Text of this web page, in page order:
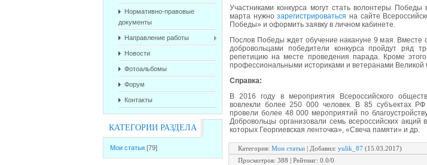
Нормативно-правовые
документы
Направление работы
Новости
Фотоальбомы
Форум
Контакты
КАТЕГОРИИ РАЗДЕЛА
Мои статьи [79]
Участниками конкурса могут стать волонтеры
марта нужнозарегистрироваться на сайте
Победы» и оформить заявку в личном кабинете.
Послов Победы ждет обучение накануне 9 мая. Вместе
добровольцами победители конкурса пройдут ряд
репетицию на месте проведения парада. Кроме
профессиональными историками и ветеранами Великой
Справка:
В 2016 году в мероприятия Всероссийского
вовлекли более 250 000 человек. В 85 субъектах
провели более 48 000 мероприятий по
Добровольцы организовали семь всероссийских
которых Георгиевская ленточка», «Свеча памяти» и др.
Категория: Мои статьи | Добавил: yulik_87 (15.03.2017)
Просмотров: 388 | Рейтинг: 0.0/0